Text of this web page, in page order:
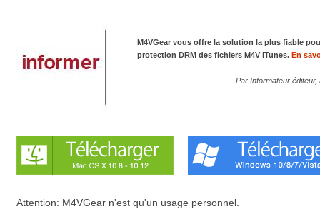
M4VGear vous offre la solution la plus fiable
protection DRM des fichiers M4V iTunes. En
-- Par Informateur éditeur,
Attention: M4VGear n'est qu'un usage personnel.